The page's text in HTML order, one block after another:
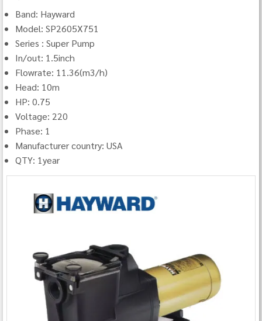
Band: Hayward
Model: SP2605X751
Series : Super Pump
In/out: 1.5inch
Flowrate: 11.36(m3/h)
Head: 10m
HP: 0.75
Voltage: 220
Phase: 1
Manufacturer country: USA
QTY: 1year